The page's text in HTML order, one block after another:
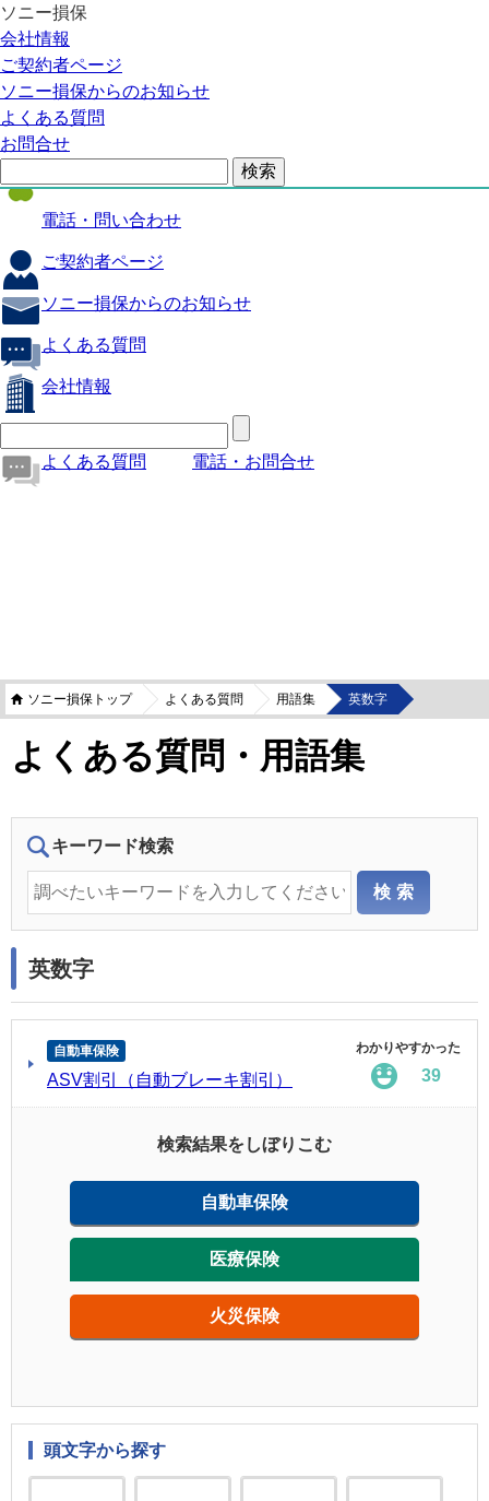
ソニー損保
会社情報
ご契約者ページ
ソニー損保からのお知らせ
よくある質問
お問合せ
自動車保険
医療保険
火災保険
海外旅行保険
電話・問い合わせ
ご契約者ページ
ソニー損保からのお知らせ
よくある質問
会社情報
よくある質問 電話・お問合せ
ソニー損保トップ よくある質問 用語集 英数字
よくある質問・用語集
キーワード検索
英数字
自動車保険
ASV割引（自動ブレーキ割引）
わかりやすかった
39
検索結果をしぼりこむ
自動車保険
医療保険
火災保険
頭文字から探す